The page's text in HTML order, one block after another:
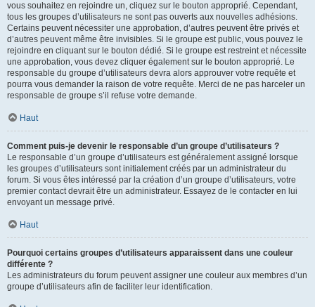
vous souhaitez en rejoindre un, cliquez sur le bouton approprié. Cependant,
tous les groupes d’utilisateurs ne sont pas ouverts aux nouvelles adhésions.
Certains peuvent nécessiter une approbation, d’autres peuvent être privés et
d’autres peuvent même être invisibles. Si le groupe est public, vous pouvez le
rejoindre en cliquant sur le bouton dédié. Si le groupe est restreint et nécessite
une approbation, vous devez cliquer également sur le bouton approprié. Le
responsable du groupe d’utilisateurs devra alors approuver votre requête et
pourra vous demander la raison de votre requête. Merci de ne pas harceler un
responsable de groupe s’il refuse votre demande.
Haut
Comment puis-je devenir le responsable d’un groupe d’utilisateurs ?
Le responsable d’un groupe d’utilisateurs est généralement assigné lorsque
les groupes d’utilisateurs sont initialement créés par un administrateur du
forum. Si vous êtes intéressé par la création d’un groupe d’utilisateurs, votre
premier contact devrait être un administrateur. Essayez de le contacter en lui
envoyant un message privé.
Haut
Pourquoi certains groupes d’utilisateurs apparaissent dans une couleur
différente ?
Les administrateurs du forum peuvent assigner une couleur aux membres d’un
groupe d’utilisateurs afin de faciliter leur identification.